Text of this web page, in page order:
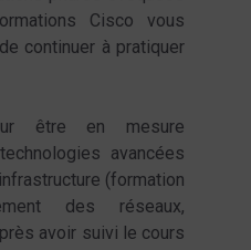
Cisco vous
continuer à pratiquer
être en mesure
avancées
(formation
des réseaux,
avoir suivi le cours